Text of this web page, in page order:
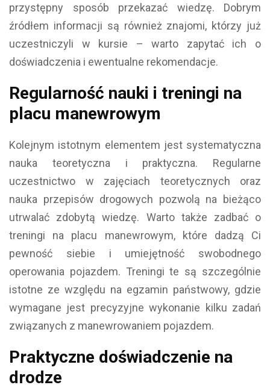
przystępny sposób przekazać wiedzę. Dobrym
źródłem informacji są również znajomi, którzy już
uczestniczyli w kursie – warto zapytać ich o
doświadczenia i ewentualne rekomendacje.
Regularność nauki i treningi na
placu manewrowym
Kolejnym istotnym elementem jest systematyczna
nauka teoretyczna i praktyczna. Regularne
uczestnictwo w zajęciach teoretycznych oraz
nauka przepisów drogowych pozwolą na bieżąco
utrwalać zdobytą wiedzę. Warto także zadbać o
treningi na placu manewrowym, które dadzą Ci
pewność siebie i umiejętność swobodnego
operowania pojazdem. Treningi te są szczególnie
istotne ze względu na egzamin państwowy, gdzie
wymagane jest precyzyjne wykonanie kilku zadań
związanych z manewrowaniem pojazdem.
Praktyczne doświadczenie na
drodze